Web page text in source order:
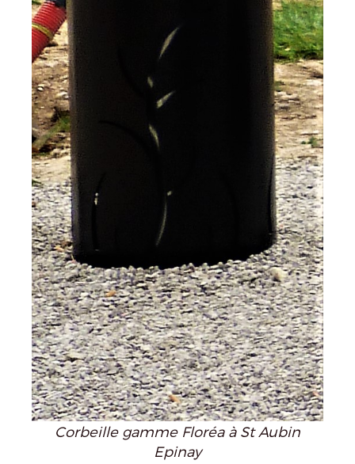
Corbeille gamme Floréa à St Aubin
Epinay